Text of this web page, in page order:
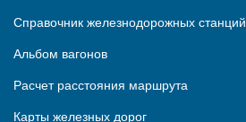
Справочник железнодорожных станций
Альбом вагонов
Расчет расстояния маршрута
Карты железных дорог